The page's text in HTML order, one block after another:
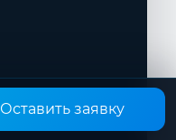
Оставить заявку